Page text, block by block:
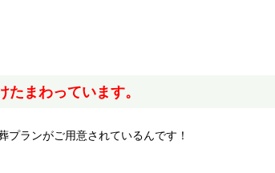
まわっています。
ランがご用意されているんです！